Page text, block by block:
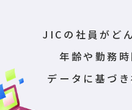
JICの社員がど
年齢や勤務
データに基づき